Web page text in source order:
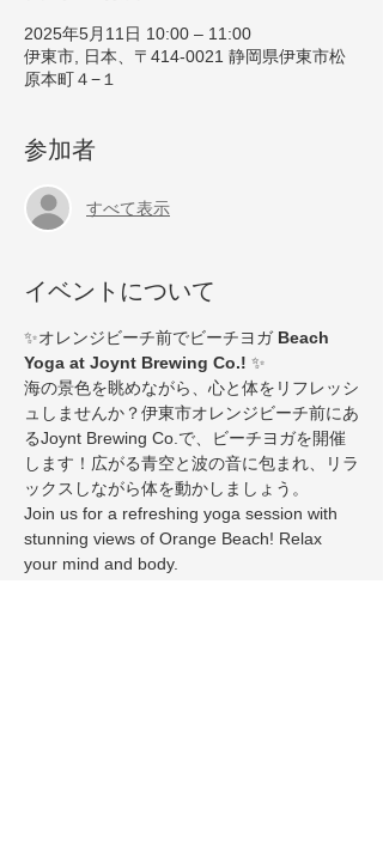
2025年5月11日 10:00 – 11:00
伊東市, 日本、〒414-0021 静岡県伊東市松
原本町４−１
参加者
すべて表示
イベントについて
✨オレンジビーチ前でビーチヨガ Beach
Yoga at Joynt Brewing Co.! ✨
海の景色を眺めながら、心と体をリフレッシ
ュしませんか？伊東市オレンジビーチ前にあ
るJoynt Brewing Co.で、ビーチヨガを開催
します！広がる青空と波の音に包まれ、リラ
ックスしながら体を動かしましょう。
Join us for a refreshing yoga session with
stunning views of Orange Beach! Relax
your mind and body.